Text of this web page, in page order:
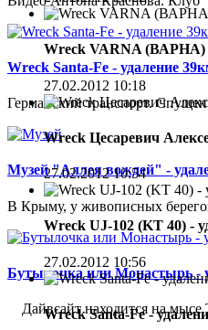
Wreck Santa-Fe - удаление
Германский транспорт.
Музей "Аллея вождей" -
В Крыму, у живописных
Бутылочка или Монастырь -
Дайвсайт находится на мысе
Wreck VARNA (ВАРНА)
27.02.2012 10:18
Wreck Цесаревич
27.02.2012 10:54
Wreck UJ-102 (KT 40) -
27.02.2012 10:56
Wreck Santa-Fe -